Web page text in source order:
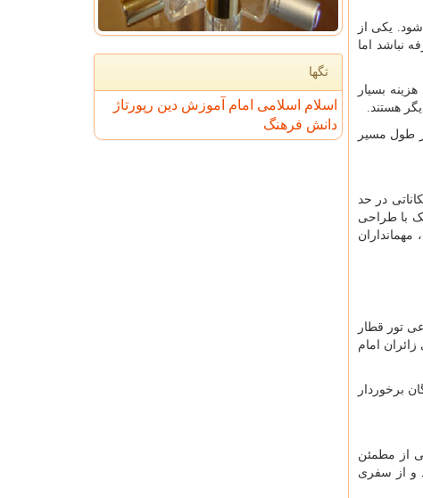
یکی از
نباشد اما
بسیار
هستند.
در طول مسیر
در حد
شیک با طراحی
تور قطار
امام
برخوردار
از مطمئن
و از سفری
تگها
اسلام اسلامی امام آموزش دین رپورتاژ
دانش فرهنگ